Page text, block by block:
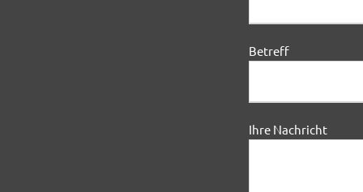
Betreff
Ihre Nachricht